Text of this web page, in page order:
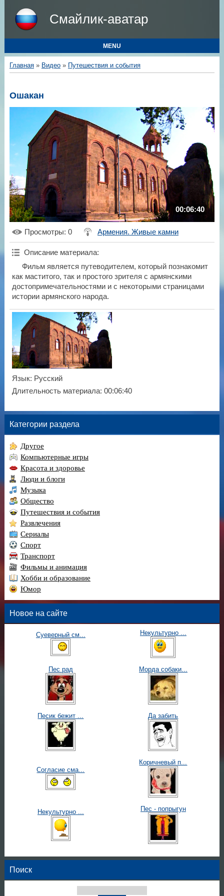
Смайлик-аватар
MENU
Главная» Видео» Путешествия и события
Ошакан
00:06:40
Просмотры: 0 Армения. Живые камни
Описание материала:
Фильм является путеводителем, который познакомит
как маститого, так и простого зрителя с армянскими
достопримечательностями и с некоторыми страницами
истории армянского народа.
Язык: Русский
Длительность материала: 00:06:40
Категории раздела
Другое
Компьютерные игры
Красота и здоровье
Люди и блоги
Музыка
Общество
Путешествия и события
Развлечения
Сериалы
Спорт
Транспорт
Фильмы и анимация
Хобби и образование
Юмор
Новое на сайте
Суеверный см... Некультурно ...
Пес рад Морда собаки...
Песик бежит ... Да забить
Согласие сма...
Коричневый п...
Некультурно ... Пес - попрыгун
Поиск